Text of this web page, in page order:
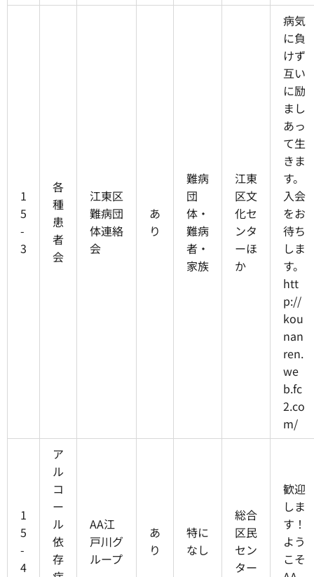
1
5
-
3
各
種
患
者
会
江東区
難病団
体連絡
会
あ
り
難病
団
体・
難病
者・
家族
江東
区文
化セ
ンタ
ーほ
か
病気
に負
けず
互い
に励
まし
あっ
て生
きま
す。
入会
をお
待ち
しま
す。
htt
p://
kou
nan
ren.
we
b.fc
2.co
m/
1
5
-
4
ア
ル
コ
ー
ル
依
存
AA江
戸川グ
ループ
あ
り
特に
なし
総合
区民
セン
ター
歓迎
しま
す！
よう
こそ